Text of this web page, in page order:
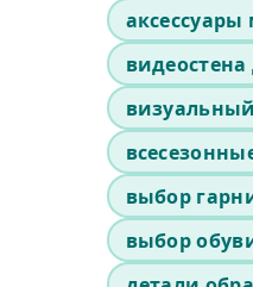
видеостена
выбор
выбор